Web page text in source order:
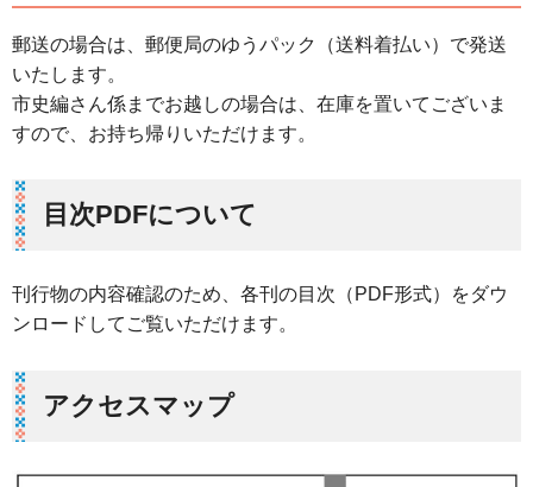
郵送の場合は、郵便局のゆうパック（送料着払い）で発送
いたします。
市史編さん係までお越しの場合は、在庫を置いてございま
すので、お持ち帰りいただけます。
目次PDFについて
刊行物の内容確認のため、各刊の目次（PDF形式）をダウ
ンロードしてご覧いただけます。
アクセスマップ